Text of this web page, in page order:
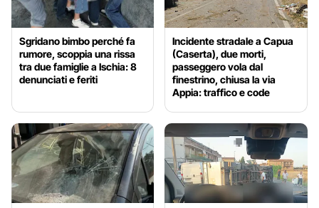
Sgridano bimbo perché fa
rumore, scoppia una rissa
tra due famiglie a Ischia: 8
denunciati e feriti
Incidente stradale a Capua
(Caserta), due morti,
passeggero vola dal
finestrino, chiusa la via
Appia: traffico e code